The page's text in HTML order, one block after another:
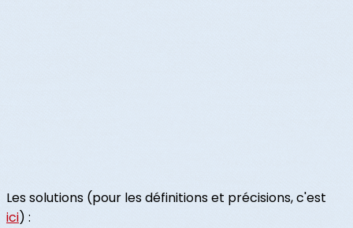
Les solutions (pour les définitions et précisions, c'est
ici) :